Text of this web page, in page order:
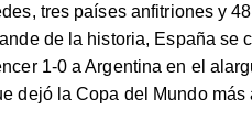
tres países anfitriones y
de la historia, España se
1-0 a Argentina en el
dejó la Copa del Mundo